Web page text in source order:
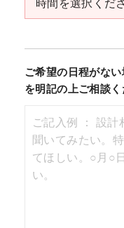
ご希望の日程がな
を明記の上ご相談く